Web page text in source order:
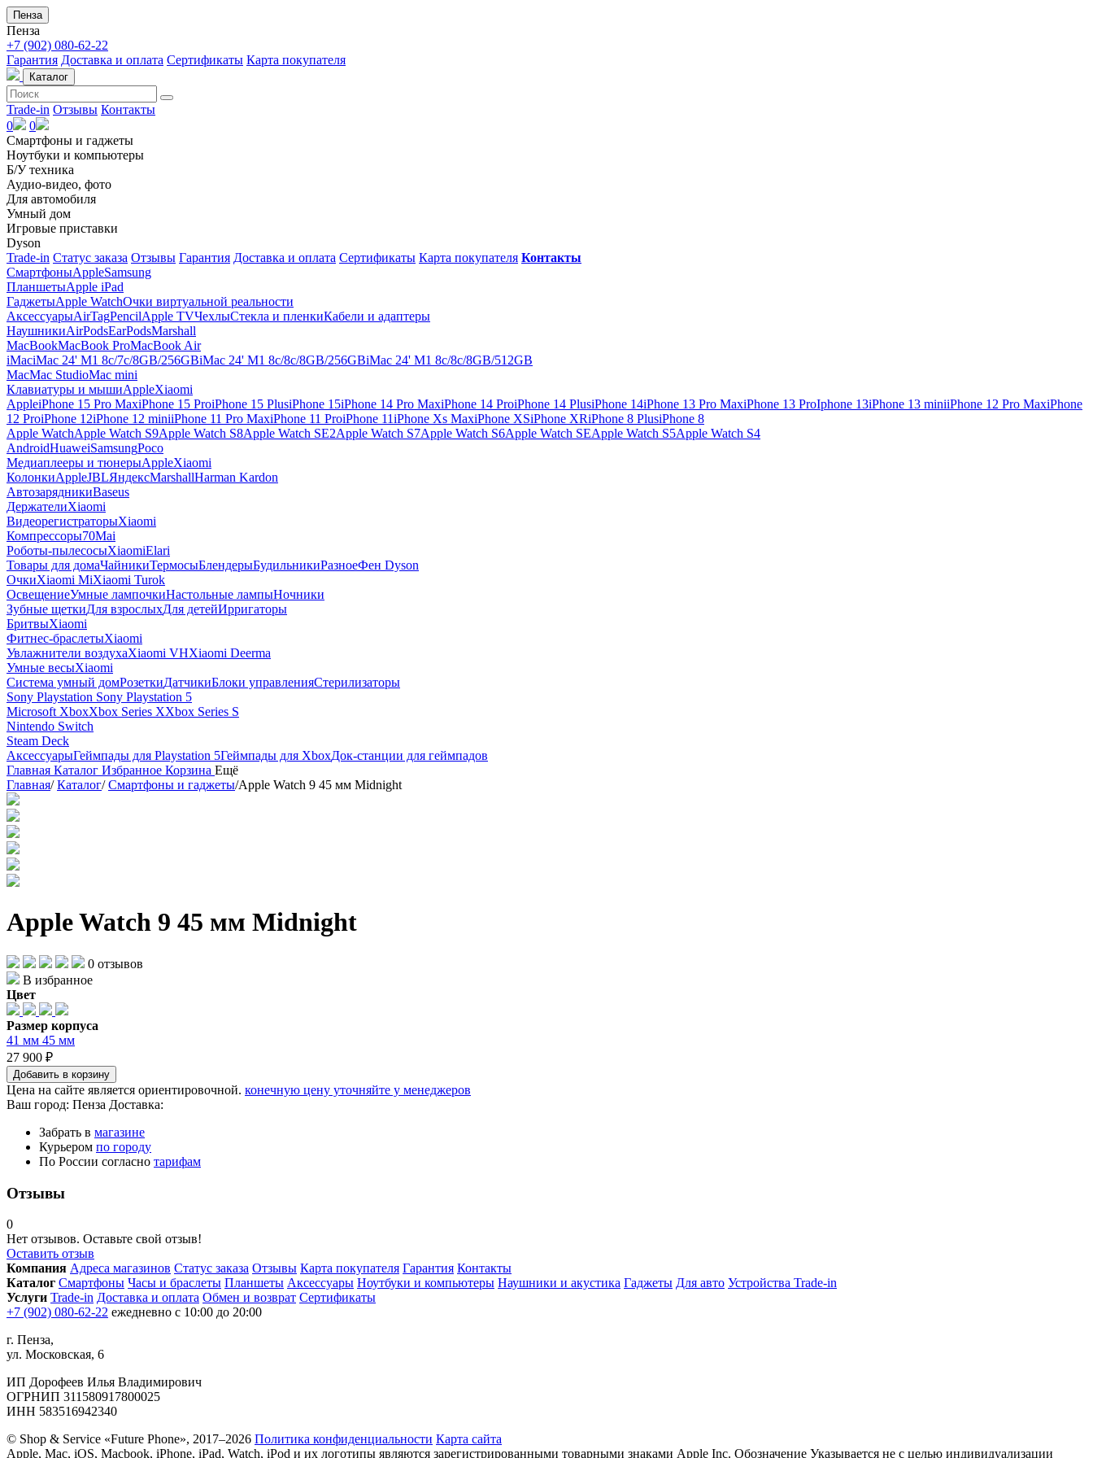
Пенза
Пенза
+7 (902) 080-62-22
Гарантия Доставка и оплата Сертификаты Карта покупателя
Каталог
Trade-in Отзывы Контакты
0
0
Смартфоны и гаджеты
Ноутбуки и компьютеры
Б/У техника
Аудио-видео, фото
Для автомобиля
Умный дом
Игровые приставки
Dyson
Trade-in Статус заказа Отзывы Гарантия Доставка и оплата Сертификаты Карта покупателя Контакты
СмартфоныAppleSamsung
ПланшетыApple iPad
ГаджетыApple WatchОчки виртуальной реальности
АксессуарыAirTagPencilApple TVЧехлыСтекла и пленкиКабели и адаптеры
НаушникиAirPodsEarPodsMarshall
MacBookMacBook ProMacBook Air
iMaciMac 24' M1 8c/7c/8GB/256GBiMac 24' M1 8c/8c/8GB/256GBiMac 24' M1 8c/8c/8GB/512GB
MacMac StudioMac mini
Клавиатуры и мышиAppleXiaomi
AppleiPhone 15 Pro MaxiPhone 15 ProiPhone 15 PlusiPhone 15iPhone 14 Pro MaxiPhone 14 ProiPhone 14 PlusiPhone 14iPhone 13 Pro MaxiPhone 13 ProIphone 13iPhone 13 miniiPhone 12 Pro MaxiPhone
12 ProiPhone 12iPhone 12 miniiPhone 11 Pro MaxiPhone 11 ProiPhone 11iPhone Xs MaxiPhone XSiPhone XRiPhone 8 PlusiPhone 8
Apple WatchApple Watch S9Apple Watch S8Apple Watch SE2Apple Watch S7Apple Watch S6Apple Watch SEApple Watch S5Apple Watch S4
AndroidHuaweiSamsungPoco
Медиаплееры и тюнерыAppleXiaomi
КолонкиAppleJBLЯндексMarshallHarman Kardon
АвтозарядникиBaseus
ДержателиXiaomi
ВидеорегистраторыXiaomi
Компрессоры70Mai
Роботы-пылесосыXiaomiElari
Товары для домаЧайникиТермосыБлендерыБудильникиРазноеФен Dyson
ОчкиXiaomi MiXiaomi Turok
ОсвещениеУмные лампочкиНастольные лампыНочники
Зубные щеткиДля взрослыхДля детейИрригаторы
БритвыXiaomi
Фитнес-браслетыXiaomi
Увлажнители воздухаXiaomi VHXiaomi Deerma
Умные весыXiaomi
Система умный домРозеткиДатчикиБлоки управленияСтерилизаторы
Sony Playstation Sony Playstation 5
Microsoft XboxXbox Series XXbox Series S
Nintendo Switch
Steam Deck
АксессуарыГеймпады для Playstation 5Геймпады для XboxДок-станции для геймпадов
Главная Каталог Избранное Корзина Ещё
Главная/ Каталог/ Смартфоны и гаджеты/Apple Watch 9 45 мм Midnight
Apple Watch 9 45 мм Midnight
0 отзывов
В избранное
Цвет
Размер корпуса
41 мм 45 мм
27 900 ₽
Добавить в корзину
Цена на сайте является ориентировочной. конечную цену уточняйте у менеджеров
Ваш город: Пенза Доставка:
Забрать в магазине
Курьером по городу
По России согласно тарифам
Отзывы
0
Нет отзывов. Оставьте свой отзыв!
Оставить отзыв
Компания Адреса магазинов Статус заказа Отзывы Карта покупателя Гарантия Контакты
Каталог Смартфоны Часы и браслеты Планшеты Аксессуары Ноутбуки и компьютеры Наушники и акустика Гаджеты Для авто Устройства Trade-in
Услуги Trade-in Доставка и оплата Обмен и возврат Сертификаты
+7 (902) 080-62-22 ежедневно с 10:00 до 20:00
г. Пенза,
ул. Московская, 6
ИП Дорофеев Илья Владимирович
ОГРНИП 311580917800025
ИНН 583516942340
© Shop & Service «Future Phone», 2017–2026 Политика конфиденциальности Карта сайта
Apple, Mac, iOS, Macbook, iPhone, iPad, Watch, iPod и их логотипы являются зарегистрированными товарными знаками Apple Inc. Обозначение Указывается не с целью индивидуализации